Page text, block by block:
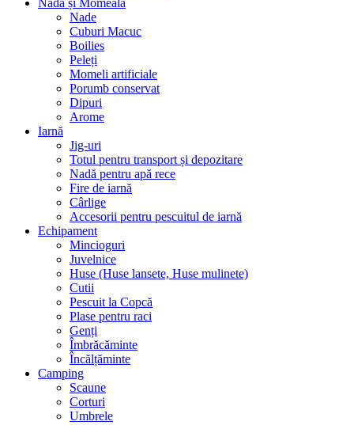
Nadă și Momeală
Nade
Cuburi Macuc
Boilies
Peleți
Momeli artificiale
Porumb conservat
Dipuri
Arome
Iarnă
Jig-uri
Totul pentru transport și depozitare
Nadă pentru apă rece
Fire de iarnă
Cârlige
Accesorii pentru pescuitul de iarnă
Echipament
Mincioguri
Juvelnice
Huse (Huse lansete, Huse mulinete)
Cutii
Pescuit la Copcă
Plase pentru raci
Genți
Îmbrăcăminte
Încălțăminte
Camping
Scaune
Corturi
Umbrele